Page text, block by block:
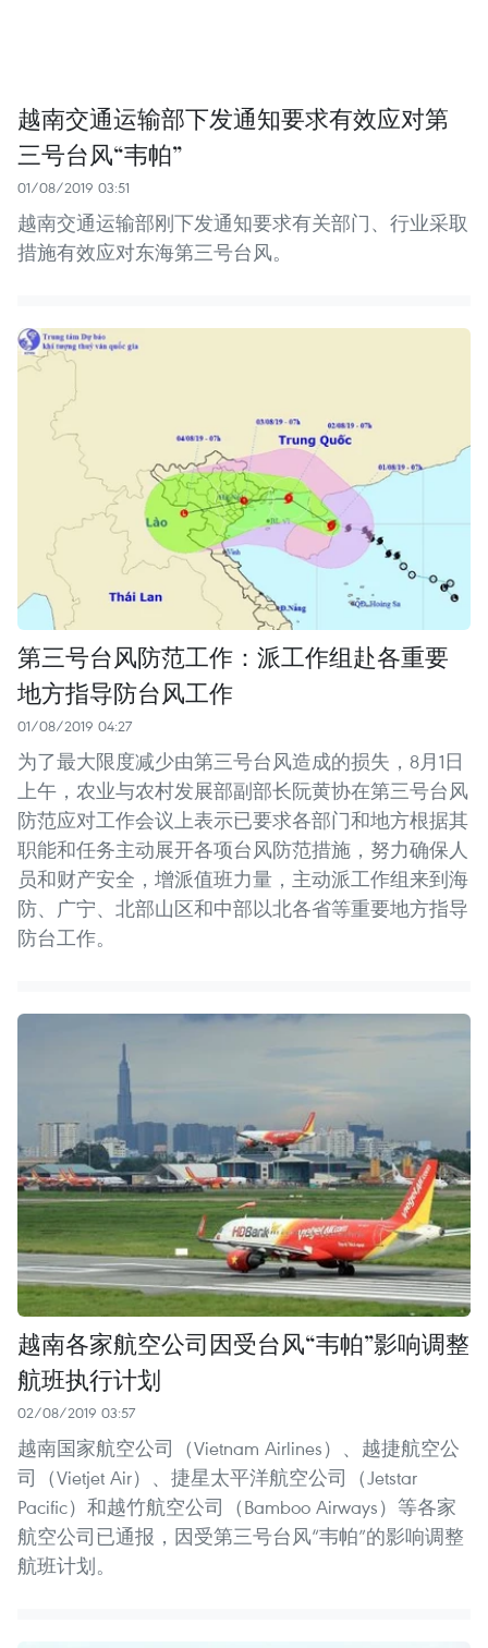
越南交通运输部下发通知要求有效应对第
三号台风“韦帕”
01/08/2019 03:51
越南交通运输部刚下发通知要求有关部门、行业采取
措施有效应对东海第三号台风。
第三号台风防范工作：派工作组赴各重要
地方指导防台风工作
01/08/2019 04:27
为了最大限度减少由第三号台风造成的损失，8月1日
上午，农业与农村发展部副部长阮黄协在第三号台风
防范应对工作会议上表示已要求各部门和地方根据其
职能和任务主动展开各项台风防范措施，努力确保人
员和财产安全，增派值班力量，主动派工作组来到海
防、广宁、北部山区和中部以北各省等重要地方指导
防台工作。
越南各家航空公司因受台风“韦帕”影响调整
航班执行计划
02/08/2019 03:57
越南国家航空公司（Vietnam Airlines）、越捷航空公
司（Vietjet Air）、捷星太平洋航空公司（Jetstar
Pacific）和越竹航空公司（Bamboo Airways）等各家
航空公司已通报，因受第三号台风“韦帕”的影响调整
航班计划。